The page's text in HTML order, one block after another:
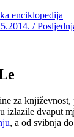
enciklopedija
/
za književnost,
izlazile dvaput
, a od svibnja